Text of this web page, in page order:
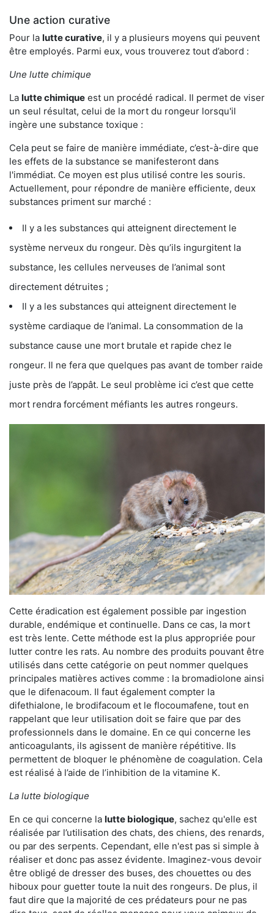
Une action curative
Pour la lutte curative, il y a plusieurs moyens qui peuvent
être employés. Parmi eux, vous trouverez tout d’abord :
Une lutte chimique
La lutte chimique est un procédé radical. Il permet de viser
un seul résultat, celui de la mort du rongeur lorsqu'il
ingère une substance toxique :
Cela peut se faire de manière immédiate, c’est-à-dire que
les effets de la substance se manifesteront dans
l'immédiat. Ce moyen est plus utilisé contre les souris.
Actuellement, pour répondre de manière efficiente, deux
substances priment sur marché :
Il y a les substances qui atteignent directement le
système nerveux du rongeur. Dès qu’ils ingurgitent la
substance, les cellules nerveuses de l’animal sont
directement détruites ;
Il y a les substances qui atteignent directement le
système cardiaque de l’animal. La consommation de la
substance cause une mort brutale et rapide chez le
rongeur. Il ne fera que quelques pas avant de tomber raide
juste près de l’appât. Le seul problème ici c’est que cette
mort rendra forcément méfiants les autres rongeurs.
Cette éradication est également possible par ingestion
durable, endémique et continuelle. Dans ce cas, la mort
est très lente. Cette méthode est la plus appropriée pour
lutter contre les rats. Au nombre des produits pouvant être
utilisés dans cette catégorie on peut nommer quelques
principales matières actives comme : la bromadiolone ainsi
que le difenacoum. Il faut également compter la
difethialone, le brodifacoum et le flocoumafene, tout en
rappelant que leur utilisation doit se faire que par des
professionnels dans le domaine. En ce qui concerne les
anticoagulants, ils agissent de manière répétitive. Ils
permettent de bloquer le phénomène de coagulation. Cela
est réalisé à l’aide de l’inhibition de la vitamine K.
La lutte biologique
En ce qui concerne la lutte biologique, sachez qu'elle est
réalisée par l’utilisation des chats, des chiens, des renards,
ou par des serpents. Cependant, elle n'est pas si simple à
réaliser et donc pas assez évidente. Imaginez-vous devoir
être obligé de dresser des buses, des chouettes ou des
hiboux pour guetter toute la nuit des rongeurs. De plus, il
faut dire que la majorité de ces prédateurs pour ne pas